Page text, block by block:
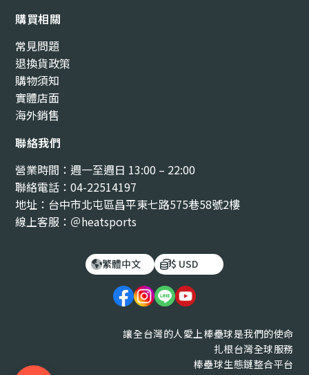
購買相關
常見問題
退換貨政策
購物須知
實體店面
海外銷售
聯絡我們
營業時間：週一至週日 13:00 – 22:00
聯絡電話：04-22514197
地址：台中市北屯區昌平東七路575巷58號2樓
線上客服：＠heatsports
繁體中文 $ USD
讓全台灣的人愛上棒壘球是我們的使命
扎根台灣全球服務
棒壘球生態鏈整合平台